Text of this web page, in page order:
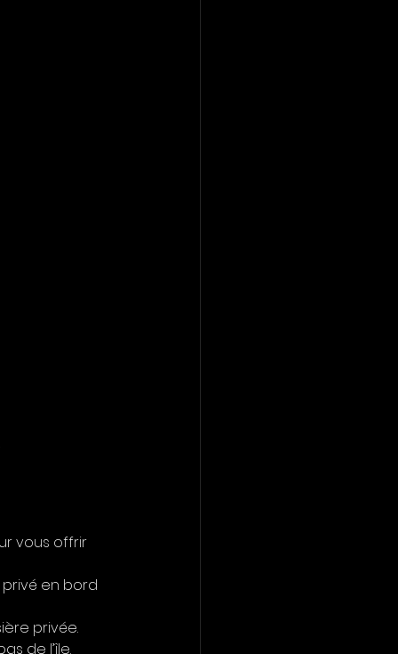
vous offrir
privé en bord
privée.
de l’île.